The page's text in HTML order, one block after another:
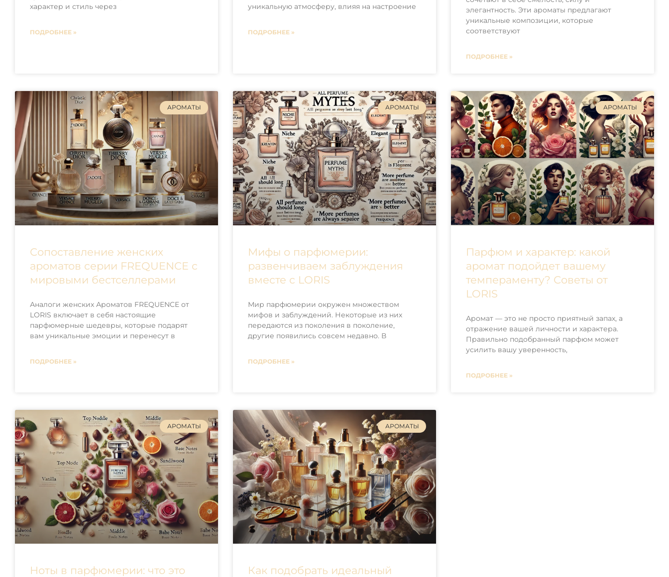
характер и стиль через
ПОДРОБНЕЕ »
уникальную атмосферу, влияя на настроение
ПОДРОБНЕЕ »
элегантность. Эти ароматы предлагают
уникальные композиции, которые
соответствуют
ПОДРОБНЕЕ »
АРОМАТЫ
Сопоставление женских
ароматов серии FREQUENCE с
мировыми бестселлерами
Аналоги женских Ароматов FREQUENCE от
LORIS включает в себя настоящие
парфюмерные шедевры, которые подарят
вам уникальные эмоции и перенесут в
ПОДРОБНЕЕ »
АРОМАТЫ
Мифы о парфюмерии:
развенчиваем заблуждения
вместе с LORIS
Мир парфюмерии окружен множеством
мифов и заблуждений. Некоторые из них
передаются из поколения в поколение,
другие появились совсем недавно. В
ПОДРОБНЕЕ »
АРОМАТЫ
Парфюм и характер: какой
аромат подойдет вашему
темпераменту? Советы от
LORIS
Аромат — это не просто приятный запах, а
отражение вашей личности и характера.
Правильно подобранный парфюм может
усилить вашу уверенность,
ПОДРОБНЕЕ »
АРОМАТЫ
Ноты в парфюмерии: что это
АРОМАТЫ
Как подобрать идеальный